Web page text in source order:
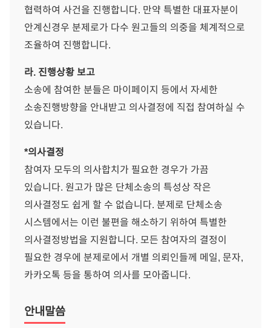
협력하여 사건을 진행합니다. 만약 특별한 대표자분이
안계신경우 분제로가 다수 원고들의 의중을 체계적으로
조율하여 진행합니다.
라. 진행상황 보고
소송에 참여한 분들은 마이페이지 등에서 자세한
소송진행방향을 안내받고 의사결정에 직접 참여하실 수
있습니다.
*의사결정
참여자 모두의 의사합치가 필요한 경우가 가끔
있습니다. 원고가 많은 단체소송의 특성상 작은
의사결정도 쉽게 할 수 없습니다. 분제로 단체소송
시스템에서는 이런 불편을 해소하기 위하여 특별한
의사결정방법을 지원합니다. 모든 참여자의 결정이
필요한 경우에 분제로에서 개별 의뢰인들께 메일, 문자,
카카오톡 등을 통하여 의사를 모아줍니다.
안내말씀